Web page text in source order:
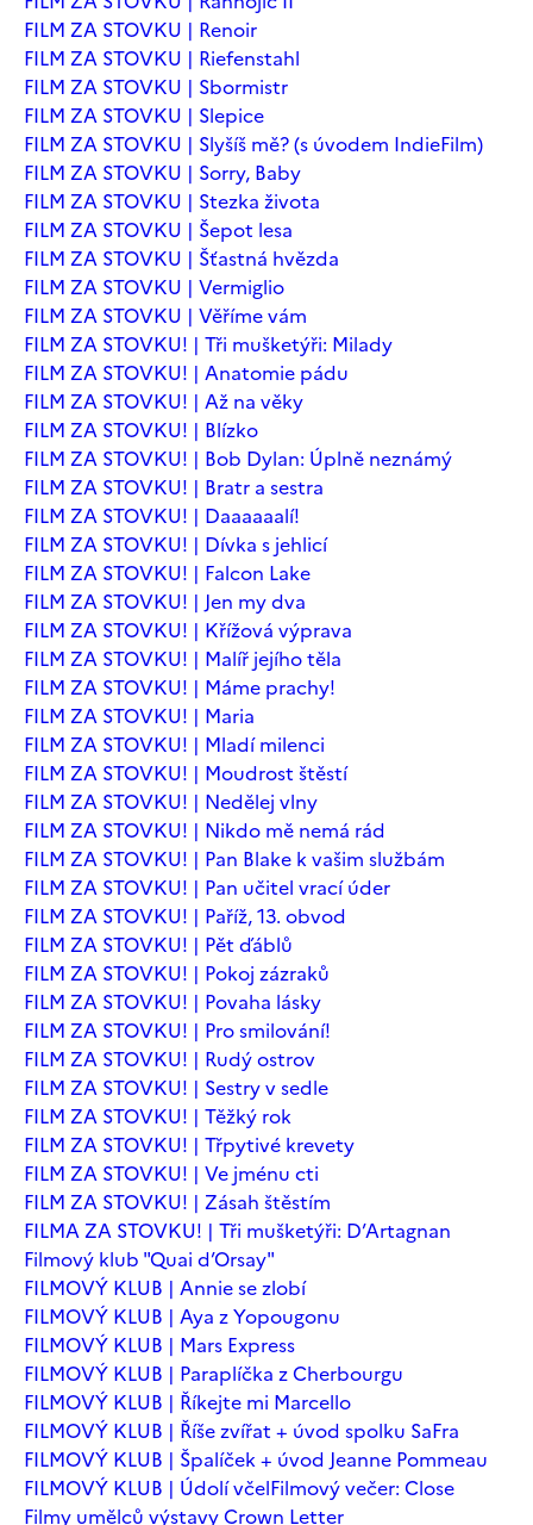
FILM ZA STOVKU | Renoir
FILM ZA STOVKU | Riefenstahl
FILM ZA STOVKU | Sbormistr
FILM ZA STOVKU | Slepice
FILM ZA STOVKU | Slyšíš mě? (s úvodem IndieFilm)
FILM ZA STOVKU | Sorry, Baby
FILM ZA STOVKU | Stezka života
FILM ZA STOVKU | Šepot lesa
FILM ZA STOVKU | Šťastná hvězda
FILM ZA STOVKU | Vermiglio
FILM ZA STOVKU | Věříme vám
FILM ZA STOVKU! | Tři mušketýři: Milady
FILM ZA STOVKU! | Anatomie pádu
FILM ZA STOVKU! | Až na věky
FILM ZA STOVKU! | Blízko
FILM ZA STOVKU! | Bob Dylan: Úplně neznámý
FILM ZA STOVKU! | Bratr a sestra
FILM ZA STOVKU! | Daaaaaalí!
FILM ZA STOVKU! | Dívka s jehlicí
FILM ZA STOVKU! | Falcon Lake
FILM ZA STOVKU! | Jen my dva
FILM ZA STOVKU! | Křížová výprava
FILM ZA STOVKU! | Malíř jejího těla
FILM ZA STOVKU! | Máme prachy!
FILM ZA STOVKU! | Maria
FILM ZA STOVKU! | Mladí milenci
FILM ZA STOVKU! | Moudrost štěstí
FILM ZA STOVKU! | Nedělej vlny
FILM ZA STOVKU! | Nikdo mě nemá rád
FILM ZA STOVKU! | Pan Blake k vašim službám
FILM ZA STOVKU! | Pan učitel vrací úder
FILM ZA STOVKU! | Paříž, 13. obvod
FILM ZA STOVKU! | Pět ďáblů
FILM ZA STOVKU! | Pokoj zázraků
FILM ZA STOVKU! | Povaha lásky
FILM ZA STOVKU! | Pro smilování!
FILM ZA STOVKU! | Rudý ostrov
FILM ZA STOVKU! | Sestry v sedle
FILM ZA STOVKU! | Těžký rok
FILM ZA STOVKU! | Třpytivé krevety
FILM ZA STOVKU! | Ve jménu cti
FILM ZA STOVKU! | Zásah štěstím
FILMA ZA STOVKU! | Tři mušketýři: D’Artagnan
Filmový klub "Quai d’Orsay"
FILMOVÝ KLUB | Annie se zlobí
FILMOVÝ KLUB | Aya z Yopougonu
FILMOVÝ KLUB | Mars Express
FILMOVÝ KLUB | Paraplíčka z Cherbourgu
FILMOVÝ KLUB | Říkejte mi Marcello
FILMOVÝ KLUB | Říše zvířat + úvod spolku SaFra
FILMOVÝ KLUB | Špalíček + úvod Jeanne Pommeau
FILMOVÝ KLUB | Údolí včelFilmový večer: Close
Filmy umělců výstavy Crown Letter